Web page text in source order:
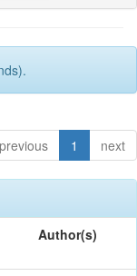
previous 1 next
Author(s)